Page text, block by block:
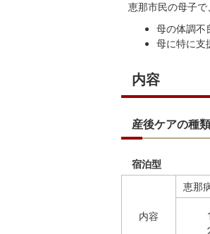
恵那市民の母子
母の体調不
母に特に支
内容
産後ケアの種類
宿泊型
内容
恵那